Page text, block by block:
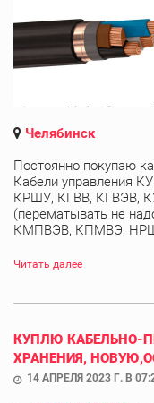
Челябинск
Постоянно покупаю
Кабели управления
КРШУ, КГВВ, КГВЭВ,
(перематывать не
КМПВЭВ, КПМВЭ,
Читать далее
КУПЛЮ КАБЕЛЬНО-
ХРАНЕНИЯ,
14 АПРЕЛЯ 2023 Г. В